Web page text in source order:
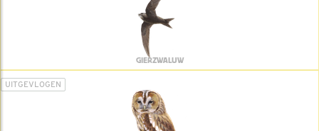
GIERZWALUW
UITGEVLOGEN